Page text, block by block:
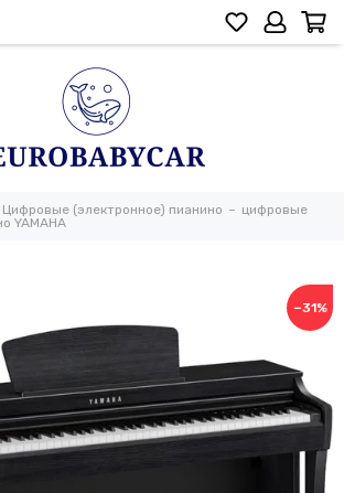
Цифровые (электронное) пианино
цифровые
YAMAHA
−31%